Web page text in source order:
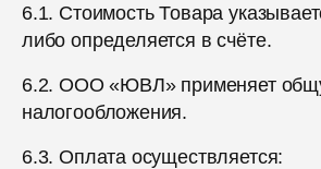
6.1. Стоимость Товара
либо определяется в счёте.
6.2. ООО «ЮВЛ» применяет
налогообложения.
6.3. Оплата осуществляется: